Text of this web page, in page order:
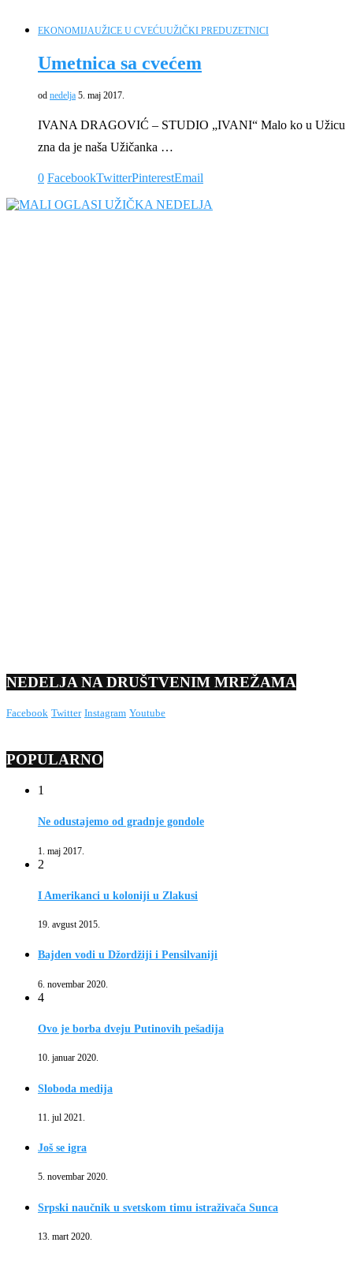
EKONOMIJAUŽICE U CVEĆUUŽIČKI PREDUZETNICI
Umetnica sa cvećem
od nedelja 5. maj 2017.
IVANA DRAGOVIĆ – STUDIO „IVANI“ Malo ko u Užicu
zna da je naša Užičanka …
0 FacebookTwitterPinterestEmail
NEDELJA NA DRUŠTVENIM MREŽAMA
Facebook Twitter Instagram Youtube
POPULARNO
1
Ne odustajemo od gradnje gondole
1. maj 2017.
2
I Amerikanci u koloniji u Zlakusi
19. avgust 2015.
Bajden vodi u Džordžiji i Pensilvaniji
6. novembar 2020.
4
Ovo je borba dveju Putinovih pešadija
10. januar 2020.
Sloboda medija
11. jul 2021.
Još se igra
5. novembar 2020.
Srpski naučnik u svetskom timu istraživača Sunca
13. mart 2020.